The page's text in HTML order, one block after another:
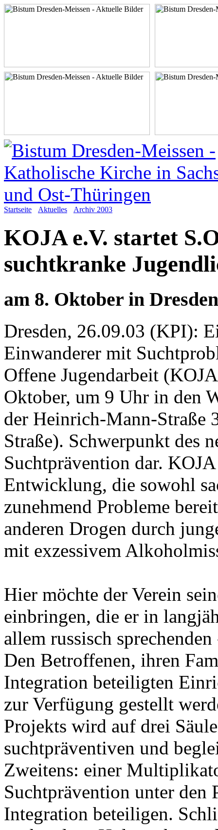
Startseite Aktuelles Archiv 2003
KOJA e.V. startet
suchtkranke
am 8. Oktober in Dresden
Dresden, 26.09.03 (KPI):
Einwanderer mit
Offene Jugendarbeit
Oktober, um 9 Uhr in den
der Heinrich-Mann-Straße
Straße). Schwerpunkt des
Suchtprävention dar.
Entwicklung, die sowohl
zunehmend Probleme
anderen Drogen durch
mit exzessivem
Hier möchte der Verein
einbringen, die er in
allem russisch
Den Betroffenen, ihren
Integration beteiligten
zur Verfügung gestellt
Projekts wird auf drei
suchtpräventiven und
Zweitens: einer
Suchtprävention unter den
Integration beteiligen.